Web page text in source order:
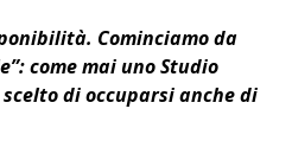
Cominciamo da
come mai uno Studio
di occuparsi anche di